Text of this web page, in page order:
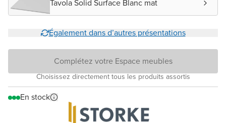
Tavola Solid Surface Blanc mat
Également dans d’autres présentations
Complétez votre Espace meubles
Choisissez directement tous les produits assortis
En stock